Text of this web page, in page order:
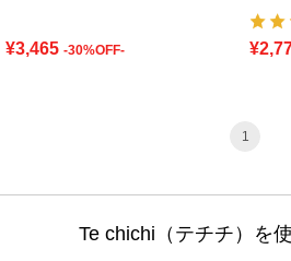
¥3,465 -30%OFF-
1
Te chichi（テチチ）を